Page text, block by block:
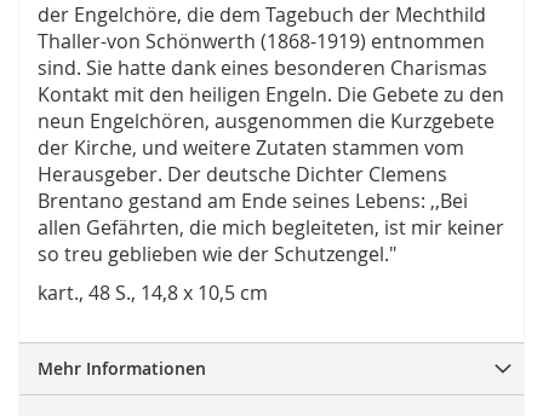
der Engelchöre, die dem Tagebuch der Mechthild
Thaller-von Schönwerth (1868-1919) entnommen
sind. Sie hatte dank eines besonderen Charismas
Kontakt mit den heiligen Engeln. Die Gebete zu den
neun Engelchören, ausgenommen die Kurzgebete
der Kirche, und weitere Zutaten stammen vom
Herausgeber. Der deutsche Dichter Clemens
Brentano gestand am Ende seines Lebens: ,,Bei
allen Gefährten, die mich begleiteten, ist mir keiner
so treu geblieben wie der Schutzengel."
kart., 48 S., 14,8 x 10,5 cm
Mehr Informationen